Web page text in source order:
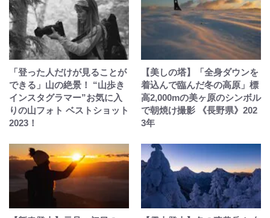
「登った人だけが見ることが
できる」山の絶景！ “山歩き
インスタグラマー”お気に入
りの山フォト ベストショット
2023！
【美しの塔】「全身ダウンを
着込んで臨んだ冬の高原」標
高2,000mの美ヶ原のシンボル
で朝焼け撮影 《長野県》202
3年